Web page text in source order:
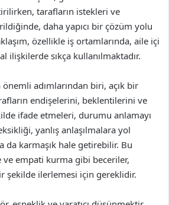
tarafların istekleri ve
daha yapıcı bir çözüm yolu
özellikle iş ortamlarında, aile içi
ilişkilerde sıkça kullanılmaktadır.
adımlarından biri, açık bir
endişelerini, beklentilerini ve
ifade etmeleri, durumu anlamayı
yanlış anlaşılmalara yol
da karmaşık hale getirebilir. Bu
empati kurma gibi beceriler,
şekilde ilerlemesi için gereklidir.